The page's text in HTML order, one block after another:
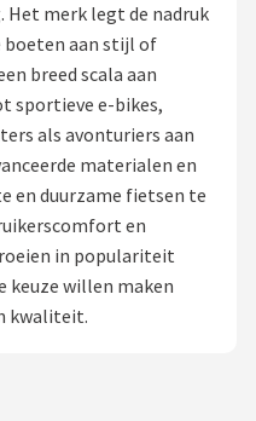
Het merk legt de nadruk
boeten aan stijl of
breed scala aan
sportieve e-bikes,
als avonturiers aan
materialen en
en duurzame fietsen te
en
in populariteit
keuze willen maken
kwaliteit.